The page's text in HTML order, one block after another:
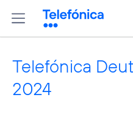
Telefónica
2024